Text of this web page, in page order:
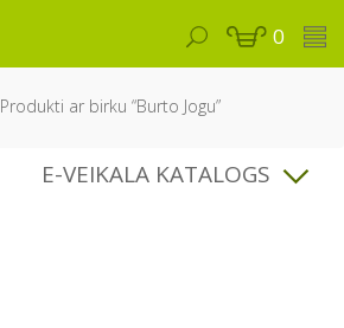
0
Produkti ar birku “Burto Jogu”
E-VEIKALA KATALOGS